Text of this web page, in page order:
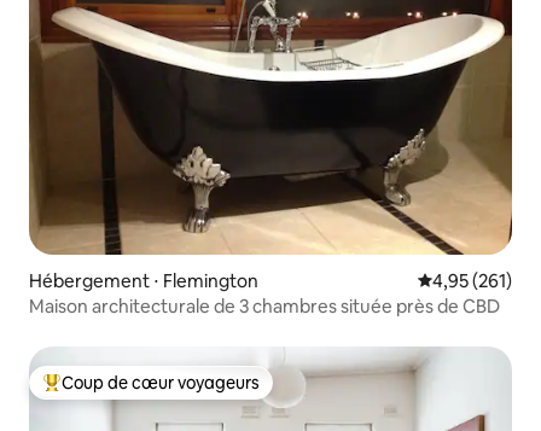
Hébergement ⋅ Flemington Évaluation
4,95 (261)
Maison architecturale de 3 chambres située près de CBD
Coups de cœur voyageurs les plus appréciés
Coup de cœur voyageurs